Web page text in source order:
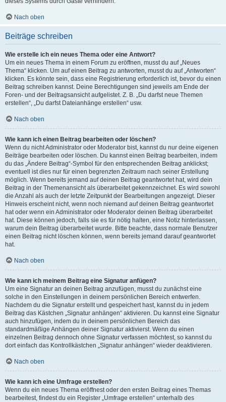
Nach oben
Beiträge schreiben
Wie erstelle ich ein neues Thema oder eine Antwort?
Um ein neues Thema in einem Forum zu eröffnen, musst du auf „Neues
Thema“ klicken. Um auf einen Beitrag zu antworten, musst du auf „Antworten“
klicken. Es könnte sein, dass eine Registrierung erforderlich ist, bevor du einen
Beitrag schreiben kannst. Deine Berechtigungen sind jeweils am Ende der
Foren- und der Beitragsansicht aufgelistet. Z. B. „Du darfst neue Themen
erstellen“, „Du darfst Dateianhänge erstellen“ usw.
Nach oben
Wie kann ich einen Beitrag bearbeiten oder löschen?
Wenn du nicht Administrator oder Moderator bist, kannst du nur deine eigenen
Beiträge bearbeiten oder löschen. Du kannst einen Beitrag bearbeiten, indem
du das „Ändere Beitrag“-Symbol für den entsprechenden Beitrag anklickst;
eventuell ist dies nur für einen begrenzten Zeitraum nach seiner Erstellung
möglich. Wenn bereits jemand auf deinen Beitrag geantwortet hat, wird dein
Beitrag in der Themenansicht als überarbeitet gekennzeichnet. Es wird sowohl
die Anzahl als auch der letzte Zeitpunkt der Bearbeitungen angezeigt. Dieser
Hinweis erscheint nicht, wenn noch niemand auf deinen Beitrag geantwortet
hat oder wenn ein Administrator oder Moderator deinen Beitrag überarbeitet
hat. Diese können jedoch, falls sie es für nötig halten, eine Notiz hinterlassen,
warum dein Beitrag überarbeitet wurde. Bitte beachte, dass normale Benutzer
einen Beitrag nicht löschen können, wenn bereits jemand darauf geantwortet
hat.
Nach oben
Wie kann ich meinem Beitrag eine Signatur anfügen?
Um eine Signatur an deinen Beitrag anzufügen, musst du zunächst eine
solche in den Einstellungen in deinem persönlichen Bereich entwerfen.
Nachdem du die Signatur erstellt und gespeichert hast, kannst du in jedem
Beitrag das Kästchen „Signatur anhängen“ aktivieren. Du kannst eine Signatur
auch hinzufügen, indem du in deinem persönlichen Bereich das
standardmäßige Anhängen deiner Signatur aktivierst. Wenn du einen
einzelnen Beitrag dennoch ohne Signatur verfassen möchtest, so kannst du
dort einfach das Kontrollkästchen „Signatur anhängen“ wieder deaktivieren.
Nach oben
Wie kann ich eine Umfrage erstellen?
Wenn du ein neues Thema eröffnest oder den ersten Beitrag eines Themas
bearbeitest, findest du ein Register „Umfrage erstellen“ unterhalb des